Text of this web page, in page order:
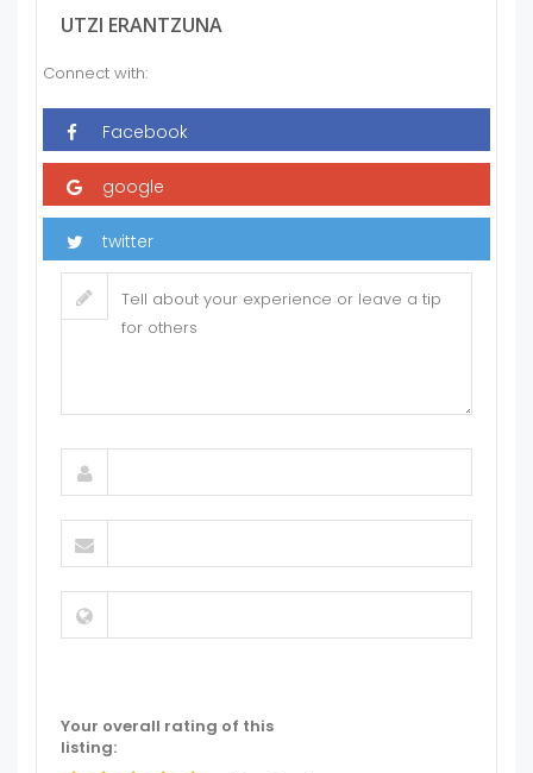
UTZI ERANTZUNA
Connect with:
Your overall rating of this
listing: